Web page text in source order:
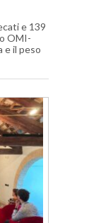
e 139
OMI-
e il peso